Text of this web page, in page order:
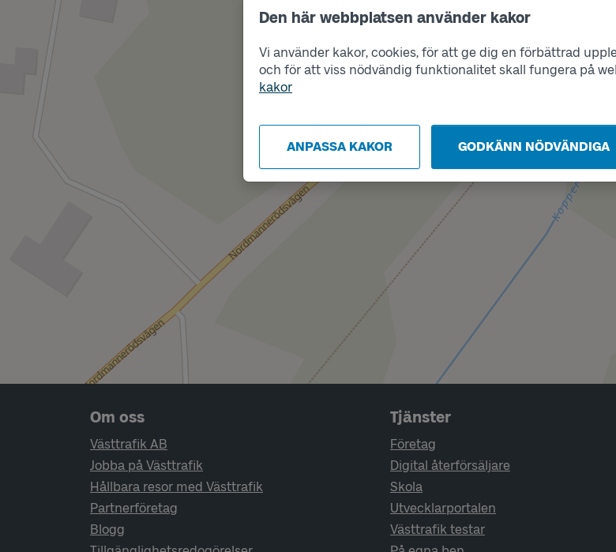
Den här webbplatsen använder kakor
Vi använder kakor, cookies, för att ge dig en förbättrad
och för att viss nödvändig funktionalitet skall fungera på
kakor
ANPASSA KAKOR GODKÄNN NÖDVÄNDIGA
Sidfotsnavigering
Om oss
Västtrafik AB
Jobba på Västtrafik
Hållbara resor med Västtrafik
Partnerföretag
Blogg
Tjänster
Företag
Digital återförsäljare
Skola
Utvecklarportalen
Västtrafik testar